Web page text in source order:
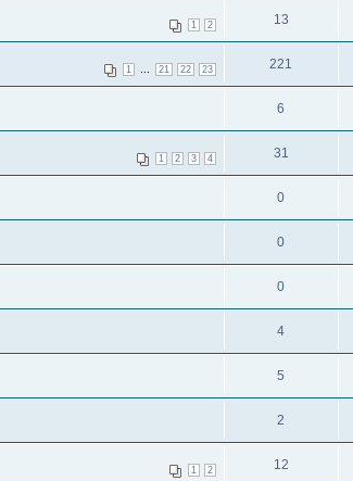
1 2 13
1 21 22 23 221
6
1 2 3 4 31
0
0
0
4
5
2
1 2 12